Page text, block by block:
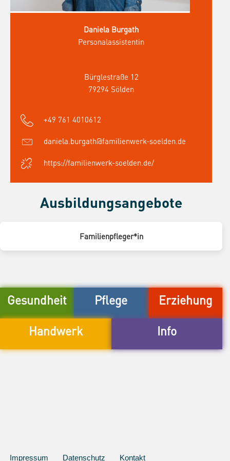
Daniela Burgath
Personalassistentin
Bürglestraße 12
79294 Sölden
+49 761 4010612
daniela.burgath@familienwerk-soelden.de
https://familienwerk-soelden.de/
Ausbildungsangebote
Familienpfleger*in
Gesundheit Pflege Erziehung
Handwerk Info
Impressum Datenschutz Kontakt